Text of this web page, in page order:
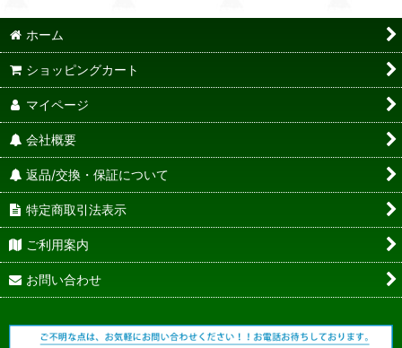
ホーム
ショッピングカート
マイページ
会社概要
返品/交換・保証について
特定商取引法表示
ご利用案内
お問い合わせ